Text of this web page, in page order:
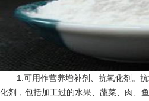
1.可用作营养增补剂、抗氧化剂。
化剂，包括加工过的水果、蔬菜、肉、